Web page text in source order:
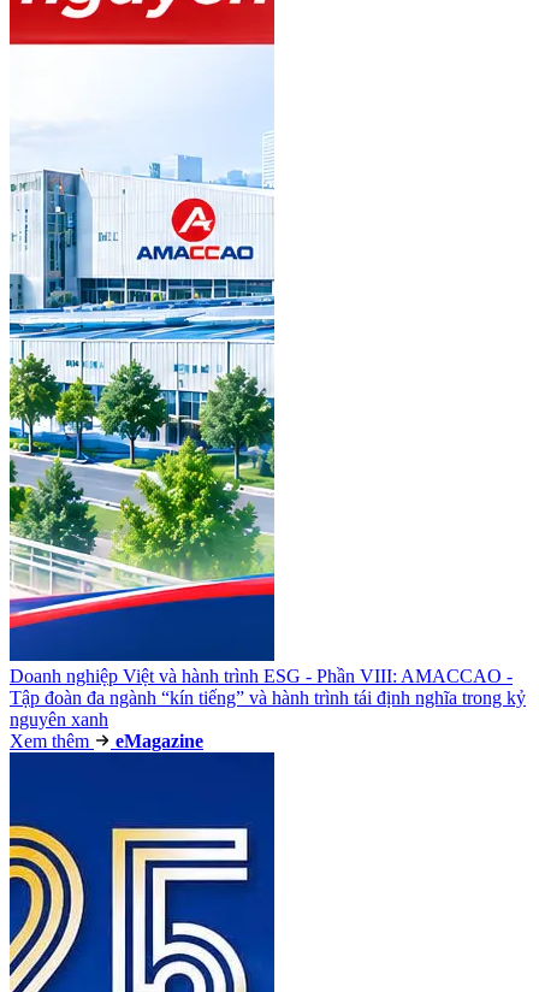
Doanh nghiệp Việt và hành trình ESG - Phần VIII: AMACCAO -
Tập đoàn đa ngành “kín tiếng” và hành trình tái định nghĩa trong kỷ
nguyên xanh
Xem thêm
eMagazine